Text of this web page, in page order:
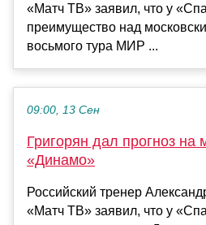
«Матч ТВ» заявил, что у
преимущество над
восьмого тура МИР ...
09:00, 13 Сен
Григорян дал прогноз
«Динамо»
Российский тренер
«Матч ТВ» заявил, что у